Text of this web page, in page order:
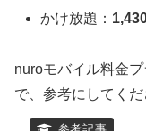
かけ放題：
nuroモバイル料金
で、参考にしてくだ